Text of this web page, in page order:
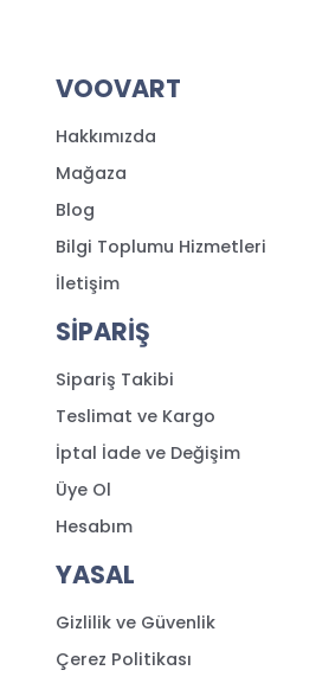
VOOVART
Hakkımızda
Mağaza
Blog
Bilgi Toplumu Hizmetleri
İletişim
SİPARİŞ
Sipariş Takibi
Teslimat ve Kargo
İptal İade ve Değişim
Üye Ol
Hesabım
YASAL
Gizlilik ve Güvenlik
Çerez Politikası